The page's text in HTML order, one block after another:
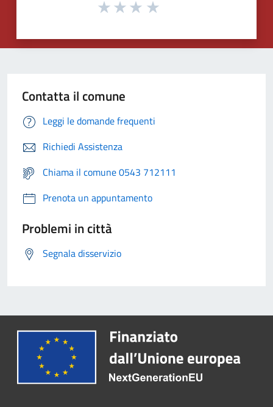
Contatta il comune
Leggi le domande frequenti
Richiedi Assistenza
Chiama il comune 0543 712111
Prenota un appuntamento
Problemi in città
Segnala disservizio